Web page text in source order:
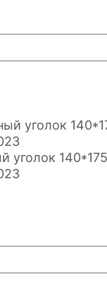
уголок